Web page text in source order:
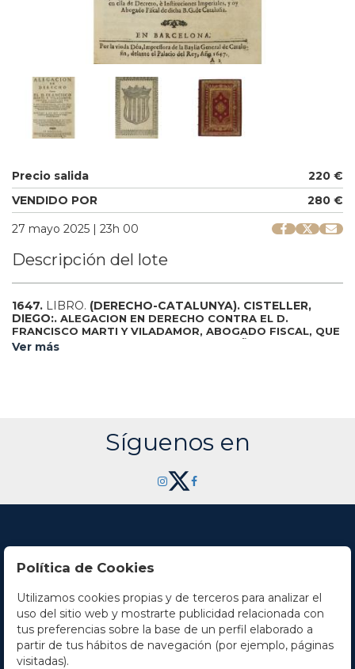
Precio salida
220 €
VENDIDO POR
280 €
27 mayo 2025 | 23h 00
Descripción del lote
1647. LIBRO. (DERECHO-CATALUNYA). CISTELLER,
DIEGO:. ALEGACION EN DERECHO CONTRA EL D.
FRANCISCO MARTI Y VILADAMOR, ABOGADO FISCAL, QUE
FUE, DE LA BAYLIA GENERAL DE CATALUÑA.
mosaico de tres colores de piel, en ambos planos, guardas
de seda. La obra recopila las acusaciones contra el abogado
Francisco Martí y Viladamor, por su adhesión a la ocupación
francesa en 1640. CCPB 489925-3. Palau 54997.
Ver más
Síguenos en
Contacto
Horario
La empresa
Política de Cookies
Utilizamos cookies propias y de terceros para analizar el
uso del sitio web y mostrarte publicidad relacionada con
tus preferencias sobre la base de un perfil elaborado a
partir de tus hábitos de navegación (por ejemplo, páginas
visitadas).